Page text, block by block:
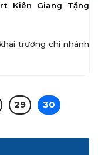
Kiên Giang Tặng
trương chi nhánh
29 30